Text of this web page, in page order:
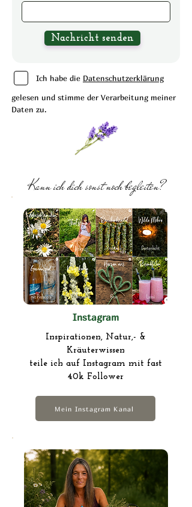
Ich habe die Datenschutzerklärung
gelesen und stimme der Verarbeitung meiner
Daten zu.
Nachricht senden
Kann ich dich sonst noch begleiten?
Instagram
Inspirationen, Natur,- &
Kräuterwissen
teile ich auf Instagram mit fast
40k Follower
Mein Instagram Kanal